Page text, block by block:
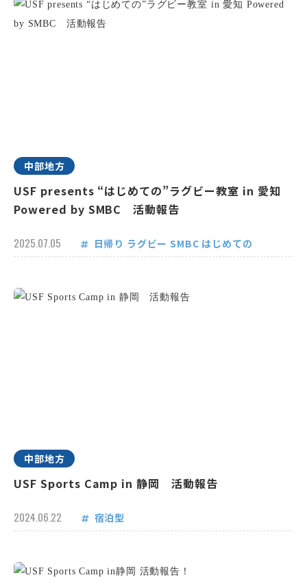
中部地方
USF presents “はじめての”ラグビー教室 in 愛知
Powered by SMBC 活動報告
2025.07.05 日帰り ラグビー SMBC はじめての
中部地方
USF Sports Camp in 静岡 活動報告
2024.06.22 宿泊型